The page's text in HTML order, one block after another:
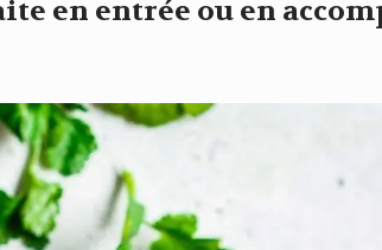
en entrée ou en